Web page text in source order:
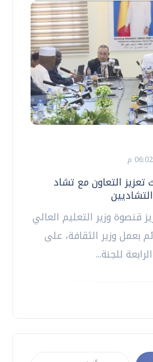
تعزيز التعاون مع تشاد
قنصوة وزير التعليم العالي
بعمل وزير الثقافة، على
للجنة...